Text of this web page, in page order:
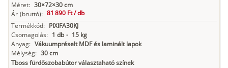
Méret: 30×72×30 cm
Ár (bruttó): 81 890 Ft /db
Termékkód: PIXIFA30KJ
Csomagolás: 1 db - 15 kg
Anyag: Vákuumpréselt MDF és laminált lapok
Mélység: 30 cm
Tboss fürdőszobabútor választaható színek